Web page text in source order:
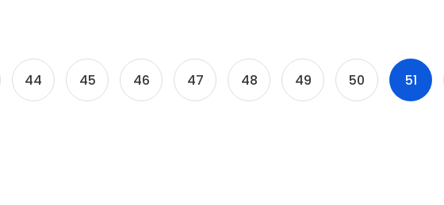
44 45 46 47 48 49 50 51